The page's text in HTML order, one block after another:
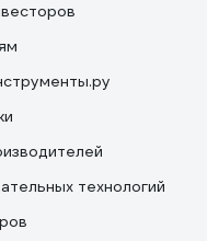
технологий